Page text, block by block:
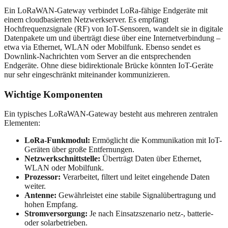
Ein LoRaWAN-Gateway verbindet LoRa-fähige Endgeräte mit
einem cloudbasierten Netzwerkserver. Es empfängt
Hochfrequenzsignale (RF) von IoT-Sensoren, wandelt sie in digitale
Datenpakete um und überträgt diese über eine Internetverbindung –
etwa via Ethernet, WLAN oder Mobilfunk. Ebenso sendet es
Downlink-Nachrichten vom Server an die entsprechenden
Endgeräte. Ohne diese bidirektionale Brücke könnten IoT-Geräte
nur sehr eingeschränkt miteinander kommunizieren.
Wichtige Komponenten
Ein typisches LoRaWAN-Gateway besteht aus mehreren zentralen
Elementen:
LoRa-Funkmodul: Ermöglicht die Kommunikation mit IoT-
Geräten über große Entfernungen.
Netzwerkschnittstelle: Überträgt Daten über Ethernet,
WLAN oder Mobilfunk.
Prozessor: Verarbeitet, filtert und leitet eingehende Daten
weiter.
Antenne: Gewährleistet eine stabile Signalübertragung und
hohen Empfang.
Stromversorgung: Je nach Einsatzszenario netz-, batterie-
oder solarbetrieben.